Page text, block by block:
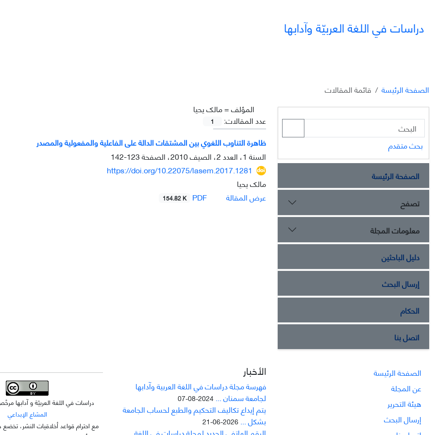
دراسات في اللغة العربيّة وآدابها
الصفحة الرئيسة
قائمة المقالات
المؤلف =مالک یحیا
عدد المقالات:
1
ظاهرة التناوب اللغوي بين المشتقات الدالة على الفاعلية والمفعولية والمصدر
السنة 1، العدد 2، الصيف 2010، الصفحة
123-142
https://doi.org/10.22075/lasem.2017.1281
مالک یحیا
عرض المقالة
154.82 K
بحث متقدم
الصفحة الرئيسة
تصفح
معلومات المجلة
دليل الباحثين
إرسال البحث
الحكام
اتصل بنا
الصفحة الرئيسة
عن المجلة
هيئة التحرير
إرسال البحث
الأخبار
فهرسة مجلة دراسات في اللغة العربية وآدابها
لجامعة سمنان ... 2024-08-07
يتم إيداع تکاليف التحکيم والطبع لحساب الجامعة
بشکل ... 2026-06-21
دراسات في اللغة العربيّة و آدابها
المشاع الإبداعي
مع احترام قواعد أخلاقيات النشر،